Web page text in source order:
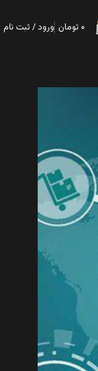
۰ تومان ورود / ثبت نام